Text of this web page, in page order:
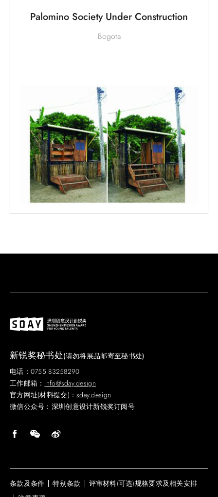
Palomino Society Under Construction
Bogota
新锐奖秘书处(请勿将展品邮寄至秘书处)
电话：0755 83258290
工作邮箱： info@sday.design
官方网址(材料提交)：sday.design
微信公众号：深圳创意设计新锐奖订阅号
条款及条件 特别条款
评审材料(可选)规格要求及相关安排